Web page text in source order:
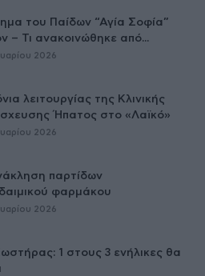
του Παίδων “Αγία Σοφία”
– Τι ανακοινώθηκε από...
2026
λειτουργίας της Κλινικής
Ήπατος στο «Λαϊκό»
2026
παρτίδων
φαρμάκου
2026
1 στους 3 ενήλικες θα